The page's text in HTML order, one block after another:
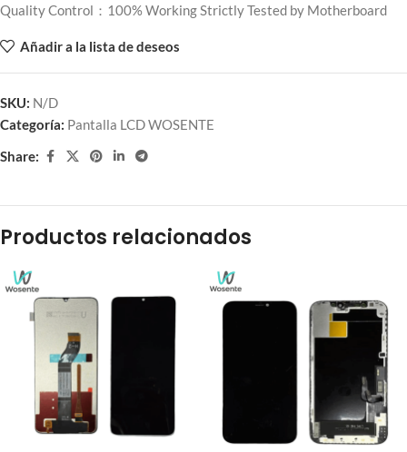
Quality Control：100% Working Strictly Tested by Motherboard
Añadir a la lista de deseos
SKU: N/D
Categoría: Pantalla LCD WOSENTE
Share:
Productos relacionados